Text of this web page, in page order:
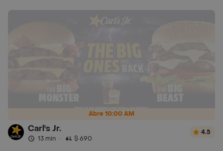
Abre 10:00 AM
Carl's Jr.
13 min · $ 690
4.5